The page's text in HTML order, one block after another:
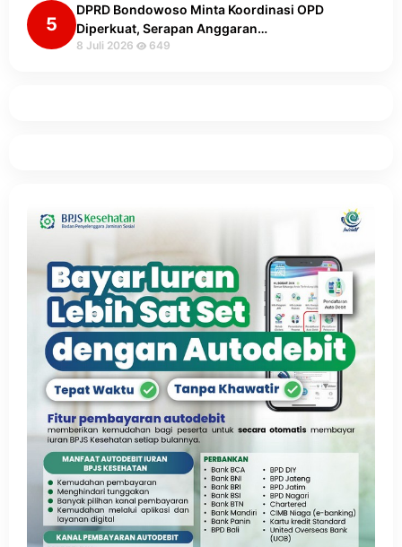
5
DPRD Bondowoso Minta Koordinasi OPD
Diperkuat, Serapan Anggaran…
8 Juli 2026 649